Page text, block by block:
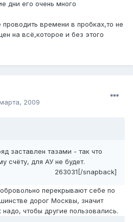
дни его очень много
времени в пробках,то не
на всё,которое и без этого
2009
заставлен тазами - так что
счёту, для АУ не будет.
263031[/snapback]
перекрывают себе по
дорог Москвы, значит
чтобы другие пользовались.